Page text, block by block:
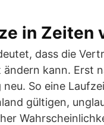
in Zeiten
dass die
kann. Erst
So eine
gültigen,